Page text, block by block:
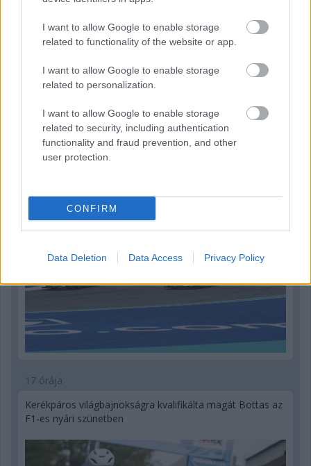
I want to allow Google to enable storage
related to functionality of the website or app.
I want to allow Google to enable storage
related to personalization.
I want to allow Google to enable storage
related to security, including authentication
functionality and fraud prevention, and other
user protection.
CONFIRM
Data Deletion Data Access Privacy Policy
15 órája
Óriási bevétel-visszaesést könyvelhetett el az F1 a
második negyedévben
17 órája
Kerékpáros világbajnokságra kvalifikálta magát Bottas az
F1-es nyári szünetben